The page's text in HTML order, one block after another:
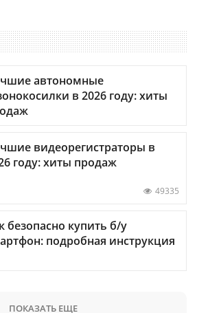
автономные
в 2026 году: хиты
видеорегистраторы в
году: хиты продаж
49335
безопасно купить б/у
подробная инструкция
ПОКАЗАТЬ ЕЩЕ